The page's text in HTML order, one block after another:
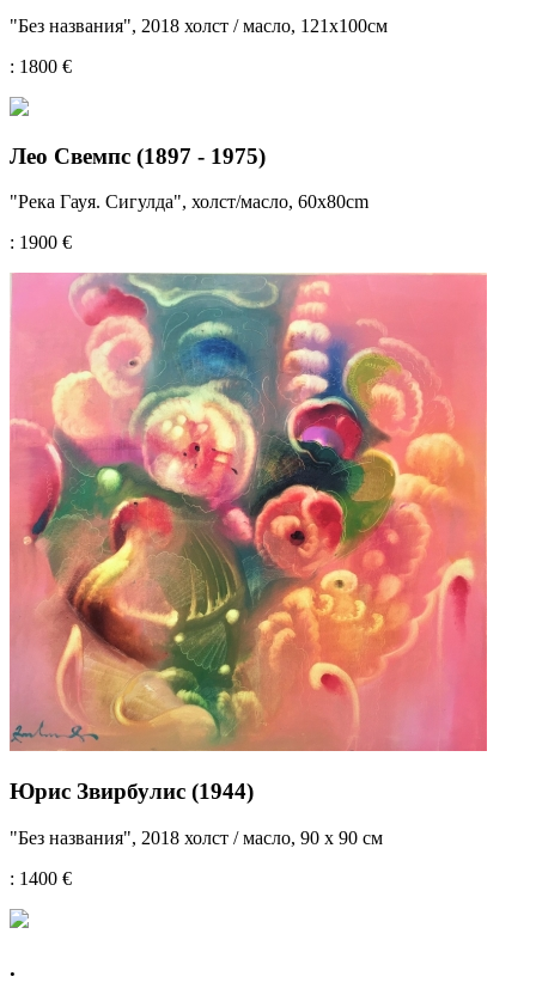
"Без названия", 2018 холст / масло, 121x100см
: 1800 €
Лео Свемпс (1897 - 1975)
"Река Гауя. Сигулда", холст/масло, 60x80cm
: 1900 €
Юрис Звирбулис (1944)
"Без названия", 2018 холст / масло, 90 х 90 см
: 1400 €
.